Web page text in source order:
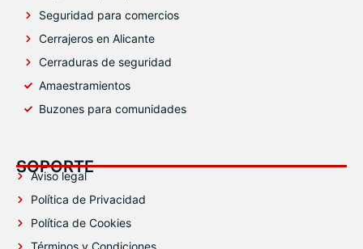
Seguridad para comercios
Cerrajeros en Alicante
Cerraduras de seguridad
Amaestramientos
Buzones para comunidades
SOPORTE
Aviso legal
Política de Privacidad
Política de Cookies